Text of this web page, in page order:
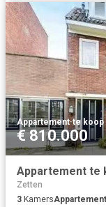
Appartement·te koop
€ 810.000
Zetten
3 KamersAppartement